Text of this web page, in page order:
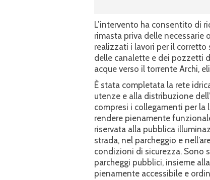
L’intervento ha consentito di
rimasta priva delle
realizzati i lavori per il
delle canalette e dei pozzetti
acque verso il torrente Archi,
È stata completata la rete
utenze e alla distribuzione
compresi i collegamenti per
rendere pienamente
riservata alla pubblica
strada, nel parcheggio e
condizioni di sicurezza. Sono
parcheggi pubblici, insieme
pienamente accessibile e